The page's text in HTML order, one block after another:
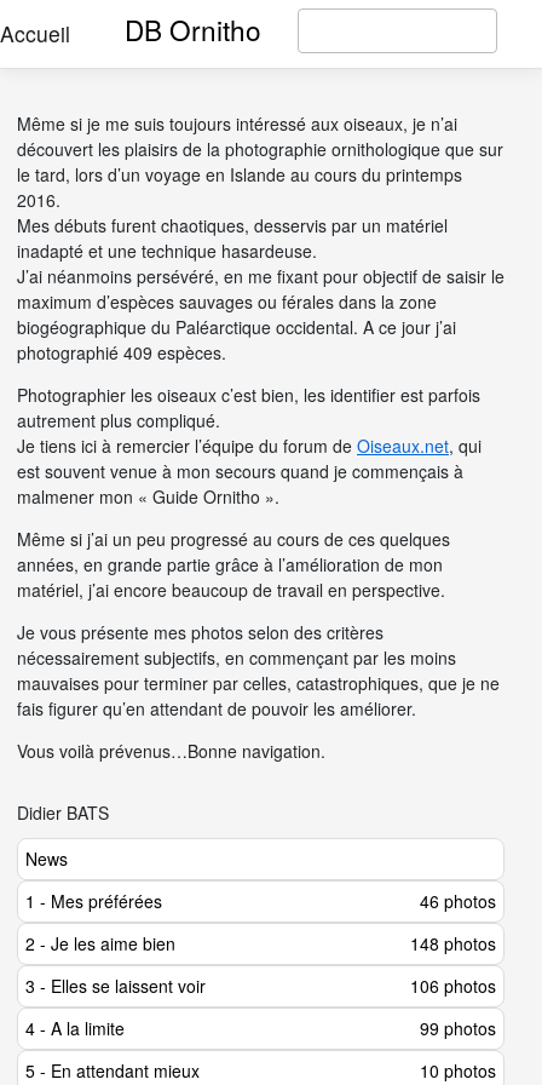
Accueil DB Ornitho
Même si je me suis toujours intéressé aux oiseaux, je n’ai
découvert les plaisirs de la photographie ornithologique que sur
le tard, lors d’un voyage en Islande au cours du printemps
2016.
Mes débuts furent chaotiques, desservis par un matériel
inadapté et une technique hasardeuse.
J’ai néanmoins persévéré, en me fixant pour objectif de saisir le
maximum d’espèces sauvages ou férales dans la zone
biogéographique du Paléarctique occidental. A ce jour j’ai
photographié 409 espèces.
Photographier les oiseaux c’est bien, les identifier est parfois
autrement plus compliqué.
Je tiens ici à remercier l’équipe du forum de Oiseaux.net, qui
est souvent venue à mon secours quand je commençais à
malmener mon « Guide Ornitho ».
Même si j’ai un peu progressé au cours de ces quelques
années, en grande partie grâce à l’amélioration de mon
matériel, j’ai encore beaucoup de travail en perspective.
Je vous présente mes photos selon des critères
nécessairement subjectifs, en commençant par les moins
mauvaises pour terminer par celles, catastrophiques, que je ne
fais figurer qu’en attendant de pouvoir les améliorer.
Vous voilà prévenus…Bonne navigation.
Didier BATS
News
1 - Mes préférées
46 photos
2 - Je les aime bien
148 photos
3 - Elles se laissent voir
106 photos
4 - A la limite
99 photos
5 - En attendant mieux
10 photos